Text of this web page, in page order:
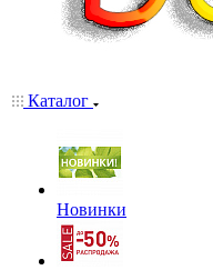
Каталог
Новинки